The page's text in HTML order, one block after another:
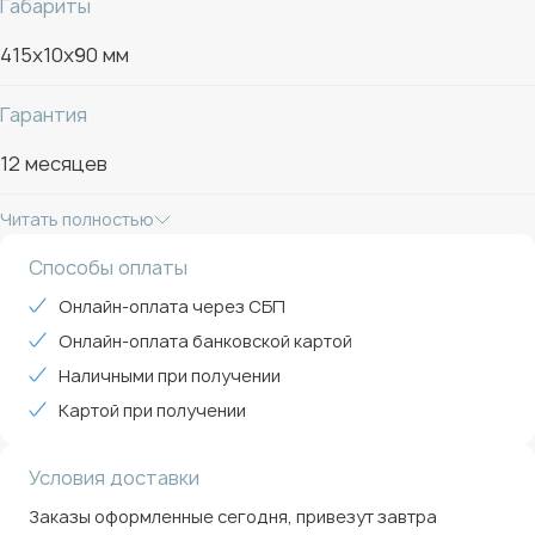
Габариты
415x10x90 мм
Гарантия
12 месяцев
Читать полностью
Способы оплаты
Онлайн-оплата через СБП
Онлайн-оплата банковской картой
Наличными при получении
Картой при получении
Условия доставки
Заказы оформленные сегодня, привезут завтра